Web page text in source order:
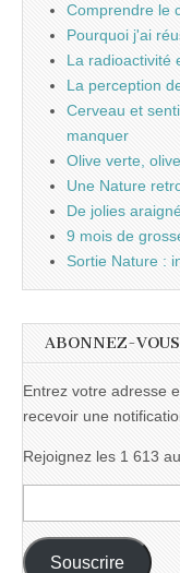
Comprendre le
Pourquoi j'ai
La radioactivité
La perception
Cerveau et
manquer
Olive verte,
Une Nature
De jolies
9 mois de
Sortie Nature :
ABONNEZ-
Entrez votre adresse
recevoir une
Rejoignez les 1 613
e-
mail :
Souscrire